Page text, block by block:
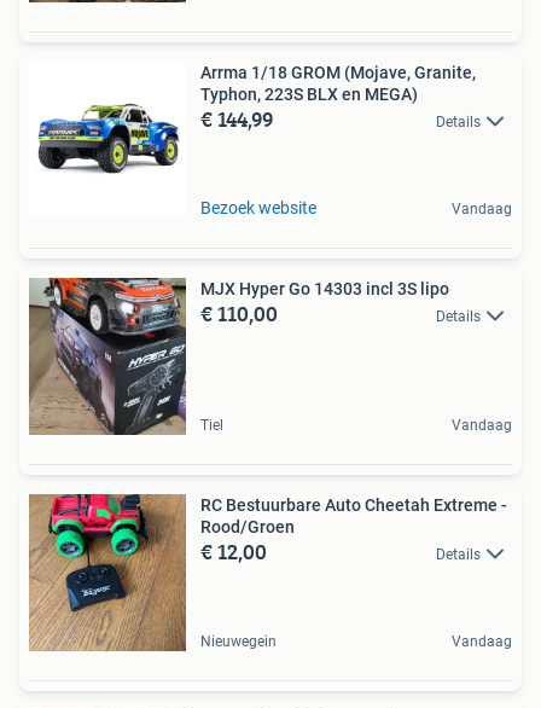
Arrma 1/18 GROM (Mojave, Granite,
Typhon, 223S BLX en MEGA)
€ 144,99 Details
Bezoek website Vandaag
MJX Hyper Go 14303 incl 3S lipo
€ 110,00 Details
Tiel Vandaag
RC Bestuurbare Auto Cheetah Extreme -
Rood/Groen
€ 12,00 Details
Nieuwegein Vandaag